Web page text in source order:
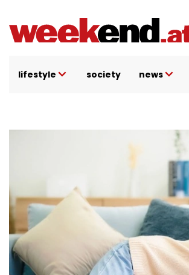
Inhalt
lifestyle society news